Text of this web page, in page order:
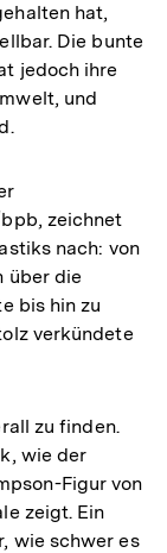
hat,
Die bunte
jedoch ihre
und
zeichnet
nach: von
über die
bis hin zu
verkündete
zu finden.
wie der
Figur von
zeigt. Ein
wie schwer es